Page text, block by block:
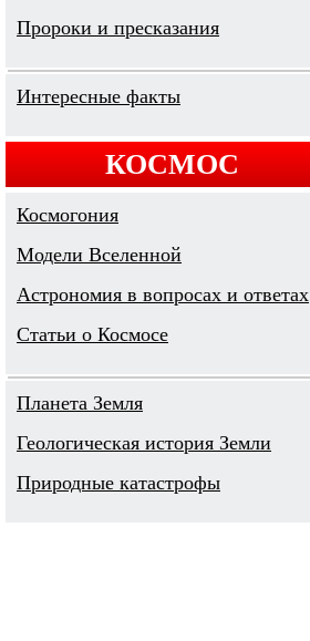
Пророки и пресказания
Интересные факты
КОСМОС
Космогония
Модели Вселенной
Астрономия в вопросах и ответах
Cтатьи о Космосе
Планета Земля
Геологическая история Земли
Природные катастрофы